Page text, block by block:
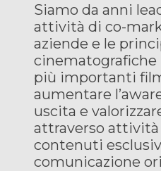
Siamo da anni
attività di co-
aziende e le
cinematografiche
più importanti
aumentare
uscita e
attraverso
contenuti
comunicazione